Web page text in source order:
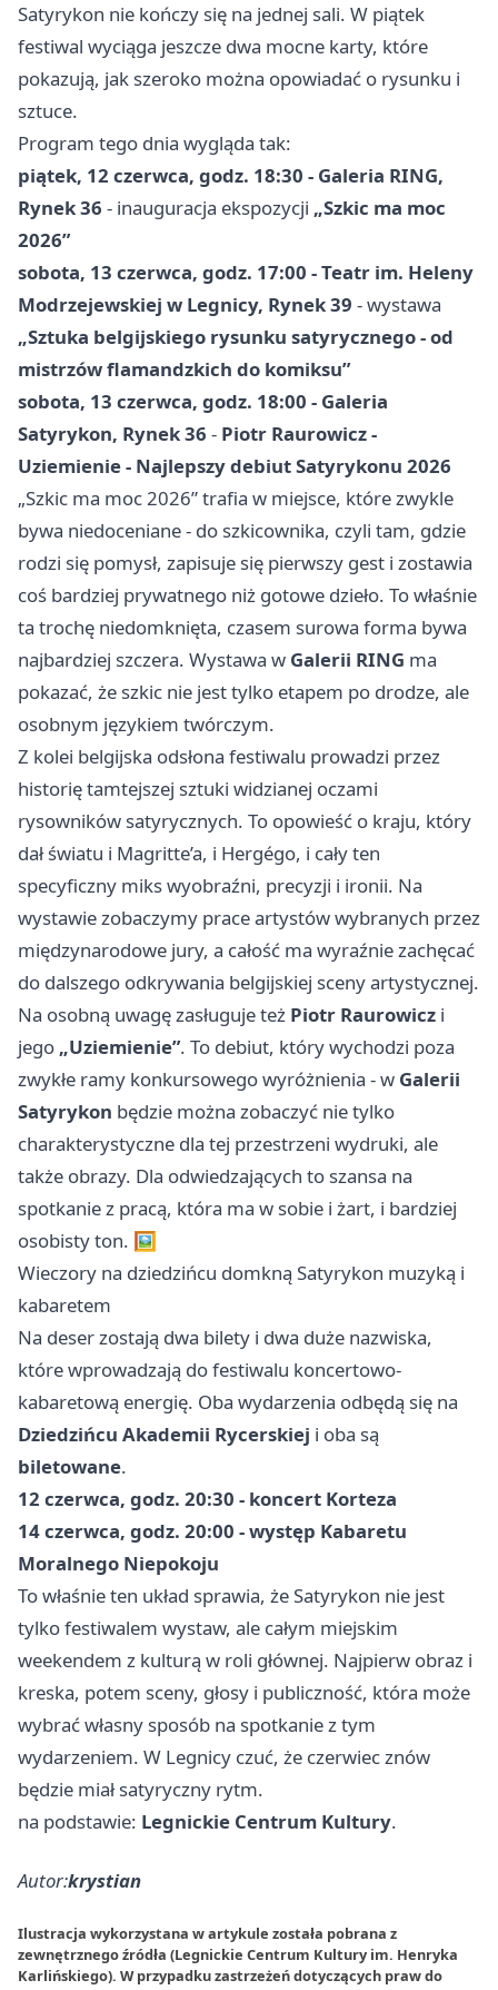
Satyrykon nie kończy się na jednej sali. W piątek
festiwal wyciąga jeszcze dwa mocne karty, które
pokazują, jak szeroko można opowiadać o rysunku i
sztuce.
Program tego dnia wygląda tak:
piątek, 12 czerwca, godz. 18:30 - Galeria RING,
Rynek 36 - inauguracja ekspozycji „Szkic ma moc
2026”
sobota, 13 czerwca, godz. 17:00 - Teatr im. Heleny
Modrzejewskiej w Legnicy, Rynek 39 - wystawa
„Sztuka belgijskiego rysunku satyrycznego - od
mistrzów flamandzkich do komiksu”
sobota, 13 czerwca, godz. 18:00 - Galeria
Satyrykon, Rynek 36 - Piotr Raurowicz -
Uziemienie - Najlepszy debiut Satyrykonu 2026
„Szkic ma moc 2026” trafia w miejsce, które zwykle
bywa niedoceniane - do szkicownika, czyli tam, gdzie
rodzi się pomysł, zapisuje się pierwszy gest i zostawia
coś bardziej prywatnego niż gotowe dzieło. To właśnie
ta trochę niedomknięta, czasem surowa forma bywa
najbardziej szczera. Wystawa w Galerii RING ma
pokazać, że szkic nie jest tylko etapem po drodze, ale
osobnym językiem twórczym.
Z kolei belgijska odsłona festiwalu prowadzi przez
historię tamtejszej sztuki widzianej oczami
rysowników satyrycznych. To opowieść o kraju, który
dał światu i Magritte’a, i Hergégo, i cały ten
specyficzny miks wyobraźni, precyzji i ironii. Na
wystawie zobaczymy prace artystów wybranych przez
międzynarodowe jury, a całość ma wyraźnie zachęcać
do dalszego odkrywania belgijskiej sceny artystycznej.
Na osobną uwagę zasługuje też Piotr Raurowicz i
jego „Uziemienie”. To debiut, który wychodzi poza
zwykłe ramy konkursowego wyróżnienia - w Galerii
Satyrykon będzie można zobaczyć nie tylko
charakterystyczne dla tej przestrzeni wydruki, ale
także obrazy. Dla odwiedzających to szansa na
spotkanie z pracą, która ma w sobie i żart, i bardziej
osobisty ton. 🖼️
Wieczory na dziedzińcu domkną Satyrykon muzyką i
kabaretem
Na deser zostają dwa bilety i dwa duże nazwiska,
które wprowadzają do festiwalu koncertowo-
kabaretową energię. Oba wydarzenia odbędą się na
Dziedzińcu Akademii Rycerskiej i oba są
biletowane.
12 czerwca, godz. 20:30 - koncert Korteza
14 czerwca, godz. 20:00 - występ Kabaretu
Moralnego Niepokoju
To właśnie ten układ sprawia, że Satyrykon nie jest
tylko festiwalem wystaw, ale całym miejskim
weekendem z kulturą w roli głównej. Najpierw obraz i
kreska, potem sceny, głosy i publiczność, która może
wybrać własny sposób na spotkanie z tym
wydarzeniem. W Legnicy czuć, że czerwiec znów
będzie miał satyryczny rytm.
na podstawie: Legnickie Centrum Kultury.
Autor:krystian
Ilustracja wykorzystana w artykule została pobrana z
zewnętrznego źródła (Legnickie Centrum Kultury im. Henryka
Karlińskiego). W przypadku zastrzeżeń dotyczących praw do